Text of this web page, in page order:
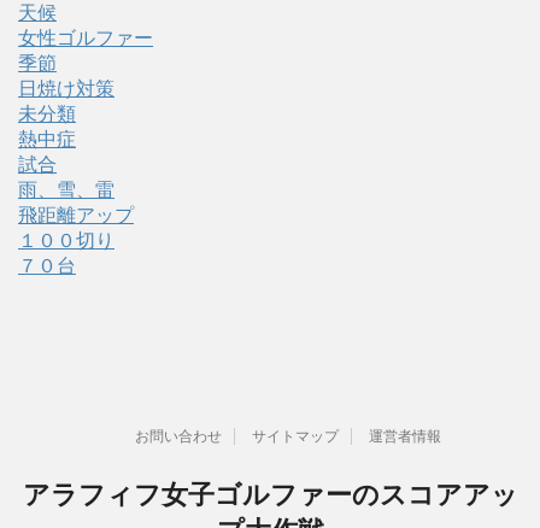
天候
女性ゴルファー
季節
日焼け対策
未分類
熱中症
試合
雨、雪、雷
飛距離アップ
１００切り
７０台
お問い合わせ サイトマップ 運営者情報
アラフィフ女子ゴルファーのスコアアッ